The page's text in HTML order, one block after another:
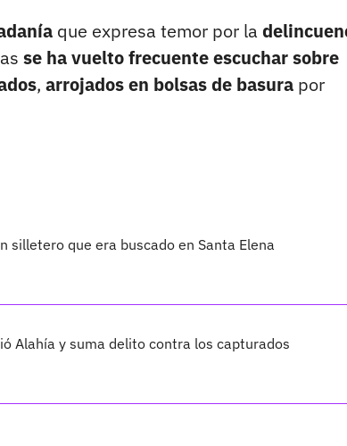
que expresa temor por la
se ha vuelto frecuente escuchar sobre
, arrojados en bolsas de basura por
silletero que era buscado en Santa Elena
Alahía y suma delito contra los capturados